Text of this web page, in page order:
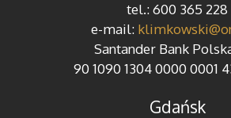
tel.: 600 365 228
e-mail:
Santander Bank
90 1090 1304 0000 0001
Gdańsk